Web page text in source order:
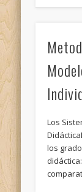
Los
los